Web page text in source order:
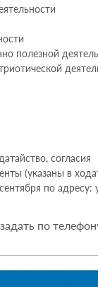
полезной
согласия
(указаны в
по адресу:
по